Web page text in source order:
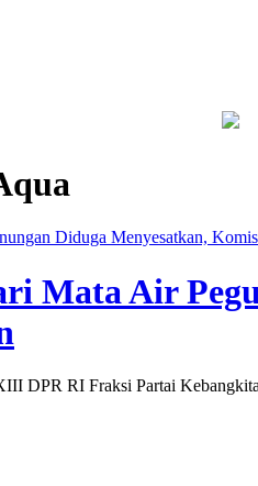
Capai 80 Hektare
Diduga Menyesatkan,
Mata Air
DPR RI Fraksi Partai